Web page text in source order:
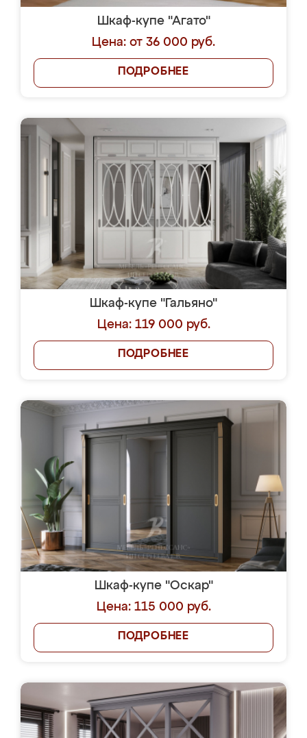
Шкаф-купе "Агато"
Цена: от 36 000 руб.
ПОДРОБНЕЕ
Шкаф-купе "Гальяно"
Цена: 119 000 руб.
ПОДРОБНЕЕ
Шкаф-купе "Оскар"
Цена: 115 000 руб.
ПОДРОБНЕЕ